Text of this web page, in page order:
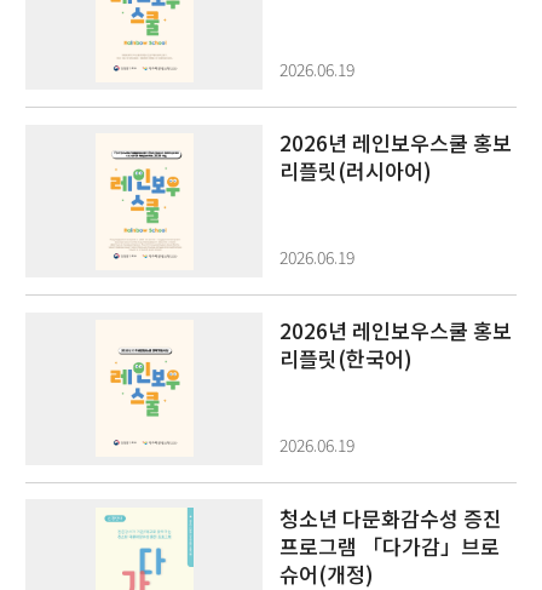
2026.06.19
2026년 레인보우스쿨 홍보
리플릿(러시아어)
2026.06.19
2026년 레인보우스쿨 홍보
리플릿(한국어)
2026.06.19
청소년 다문화감수성 증진
프로그램 「다가감」브로
슈어(개정)